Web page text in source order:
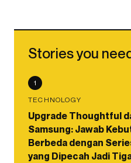
Stories you
1
TECHNOLOGY
Upgrade Thoughtful
Samsung: Jawab
Berbeda dengan
yang Dipecah Jadi